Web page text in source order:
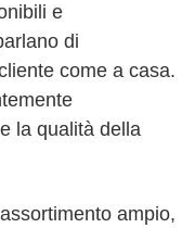
e
di
come a casa.
la qualità della
ampio,